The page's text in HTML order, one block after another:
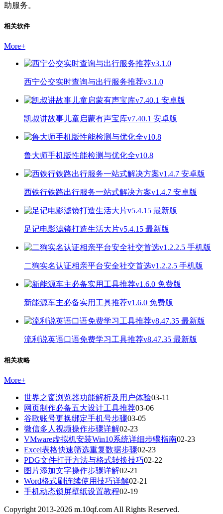
助服务。
相关软件
More+
西宁公交实时查询与出行服务推荐v3.1.0
凯叔讲故事儿童启蒙有声宝库v7.40.1 安卓版
鲁大师手机版性能检测与优化全v10.8
西铁行铁路出行服务一站式解决方案v1.4.7 安卓版
足记电影滤镜打造生活大片v5.4.15 最新版
二狗实名认证相亲平台安全社交首选v1.2.2.5 手机版
新能源车主必备实用工具推荐v1.6.0 免费版
流利说英语口语免费学习工具推荐v8.47.35 最新版
相关攻略
More+
世界之窗浏览器功能解析及用户体验03-11
网页制作必备五大设计工具推荐03-06
谷歌账号更换绑定手机号步骤03-05
微信多人视频操作步骤详解02-23
VMware虚拟机安装Win10系统详细步骤指南02-23
Excel表格快速筛选重复数据步骤02-23
PDG文件打开方法与格式转换技巧02-22
图片添加文字操作步骤详解02-21
Word格式刷连续使用技巧详解02-21
手机动态锁屏壁纸设置教程02-19
Copyright 2013-2026 m.10qf.com All Rights Reserved.